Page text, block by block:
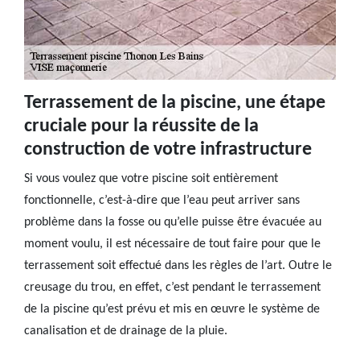
Terrassement de la piscine, une étape
cruciale pour la réussite de la
construction de votre infrastructure
Si vous voulez que votre piscine soit entièrement
fonctionnelle, c’est-à-dire que l’eau peut arriver sans
problème dans la fosse ou qu’elle puisse être évacuée au
moment voulu, il est nécessaire de tout faire pour que le
terrassement soit effectué dans les règles de l’art. Outre le
creusage du trou, en effet, c’est pendant le terrassement
de la piscine qu’est prévu et mis en œuvre le système de
canalisation et de drainage de la pluie.